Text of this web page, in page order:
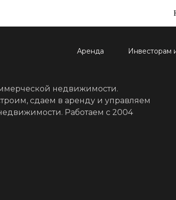
недвижимости.
сдаем в аренду и управляем
Работаем с 2004
Аренда Инвесторам